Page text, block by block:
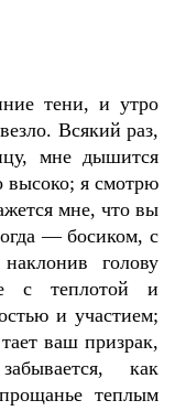
тени, и утро
Всякий раз,
мне дышится
высоко; я смотрю
мне, что вы
— босиком, с
голову
с теплотой и
и участием;
ваш призрак,
как
теплым